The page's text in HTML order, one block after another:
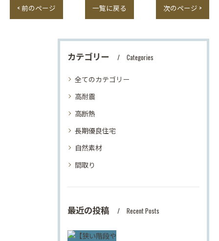
< 前のページ 一覧に戻る 次のページ >
カテゴリー Categories
全てのカテゴリー
高耐震
高断熱
長期優良住宅
自然素材
間取り
最近の投稿 Recent Posts